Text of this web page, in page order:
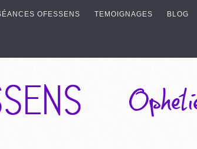
OFESSENS TEMOIGNAGES BLOG